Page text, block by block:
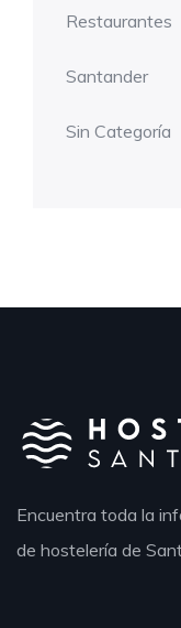
Restaurantes
Santander
Sin Categoría
Encuentra toda la
de hostelería de